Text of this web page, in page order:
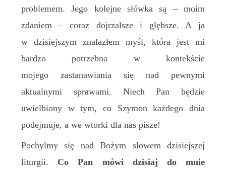
problemem. Jego kolejne słówka są – moim
zdaniem – coraz dojrzalsze i głębsze. A ja
w dzisiejszym znalazłem myśl, która jest mi
bardzo potrzebna w kontekście
mojego zastanawiania się nad pewnymi
aktualnymi sprawami. Niech Pan będzie
uwielbiony w tym, co Szymon każdego dnia
podejmuje, a we wtorki dla nas pisze!
Pochylmy się nad Bożym słowem dzisiejszej
liturgii. Co Pan mówi dzisiaj do mnie